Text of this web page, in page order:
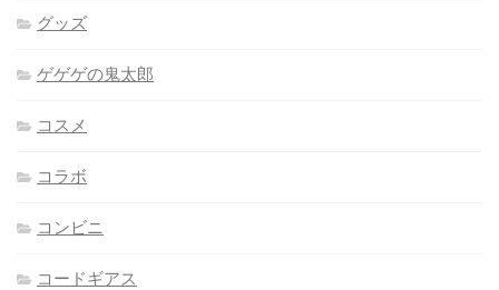
グッズ
ゲゲゲの鬼太郎
コスメ
コラボ
コンビニ
コードギアス